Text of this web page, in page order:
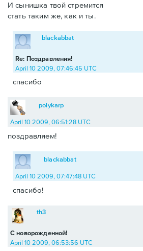
И сынишка твой стремится
стать таким же, как и ты.
Re: Поздравления!
blackabbat
April 10 2009, 07:46:45 UTC
спасибо
polykarp
April 10 2009, 06:51:28 UTC
поздравляем!
blackabbat
April 10 2009, 07:47:48 UTC
спасибо!
С новорожденной!
th3
April 10 2009, 06:53:56 UTC